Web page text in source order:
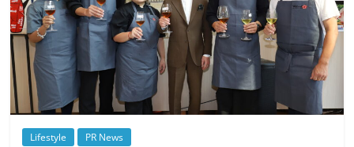
Lifestyle PR News